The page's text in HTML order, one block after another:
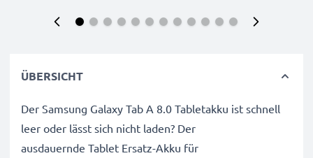
ÜBERSICHT
Der Samsung Galaxy Tab A 8.0 Tabletakku ist schnell
leer oder lässt sich nicht laden? Der
ausdauernde Tablet Ersatz-Akku für